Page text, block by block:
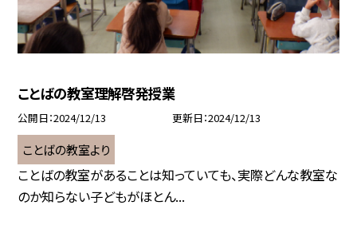
ことばの教室理解啓発授業
公開日 2024/12/13 更新日 2024/12/13
ことばの教室より
ことばの教室があることは知っていても、実際どんな教室な
のか知らない子どもがほとん...